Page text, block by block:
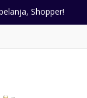
Shopper!